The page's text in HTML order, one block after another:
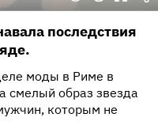
последствия
моды в Риме в
смелый образ звезда
которым не